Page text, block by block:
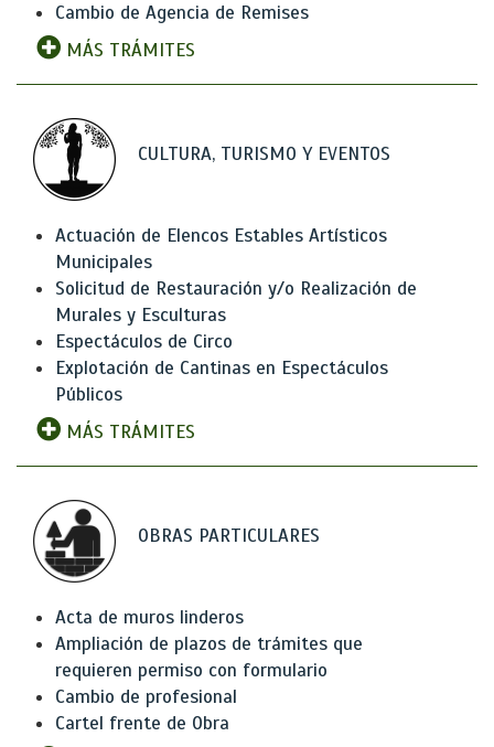
Cambio de Agencia de Remises
MÁS TRÁMITES
CULTURA, TURISMO Y EVENTOS
Actuación de Elencos Estables Artísticos
Municipales
Solicitud de Restauración y/o Realización de
Murales y Esculturas
Espectáculos de Circo
Explotación de Cantinas en Espectáculos
Públicos
MÁS TRÁMITES
OBRAS PARTICULARES
Acta de muros linderos
Ampliación de plazos de trámites que
requieren permiso con formulario
Cambio de profesional
Cartel frente de Obra